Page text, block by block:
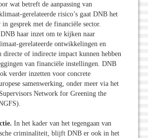
wat betreft de aanpassing van
gerelateerde risico’s gaat DNB het
gesprek met de financiële sector.
haar inzet om te kijken naar
gerelateerde ontwikkelingen en
directe of indirecte impact kunnen hebben
van financiële instellingen. DNB
verder inzetten voor concrete
samenwerking, onder meer via het
Network for Greening the
In het kader van het tegengaan van
criminaliteit, blijft DNB er ook in het